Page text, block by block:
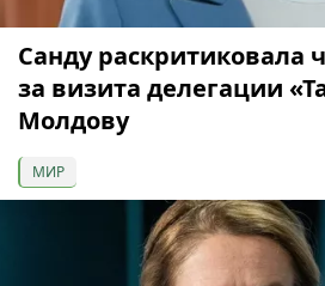
Санду раскритиковала
за визита делегации
Молдову
МИР